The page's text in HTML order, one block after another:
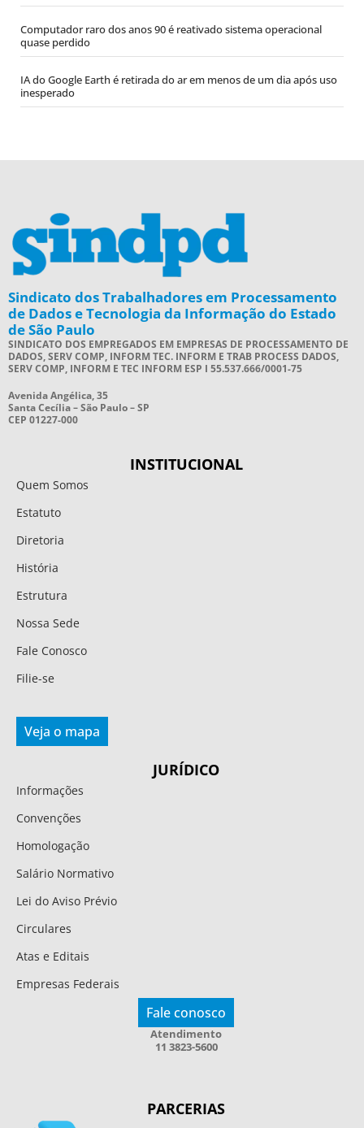
Computador raro dos anos 90 é reativado sistema operacional
quase perdido
IA do Google Earth é retirada do ar em menos de um dia após uso
inesperado
Sindicato dos Trabalhadores em Processamento
de Dados e Tecnologia da Informação do Estado
de São Paulo
SINDICATO DOS EMPREGADOS EM EMPRESAS DE PROCESSAMENTO DE
DADOS, SERV COMP, INFORM TEC. INFORM E TRAB PROCESS DADOS,
SERV COMP, INFORM E TEC INFORM ESP I 55.537.666/0001-75
Avenida Angélica, 35
Santa Cecília – São Paulo – SP
CEP 01227-000
INSTITUCIONAL
Quem Somos
Estatuto
Diretoria
História
Estrutura
Nossa Sede
Fale Conosco
Filie-se
Veja o mapa
JURÍDICO
Informações
Convenções
Homologação
Salário Normativo
Lei do Aviso Prévio
Circulares
Atas e Editais
Empresas Federais
Fale conosco
Atendimento
11 3823-5600
PARCERIAS